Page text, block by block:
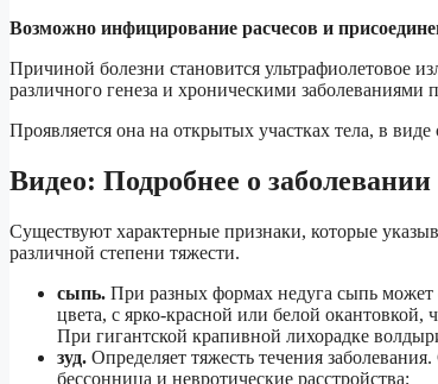
Возможно инфицирование расчесов и
Причиной болезни становится ультрафиолетовое
различного генеза и хроническими заболеваниями
Проявляется она на открытых участках тела, в
Видео: Подробнее о заболевании
Существуют характерные признаки, которые
различной степени тяжести.
сыпь. При разных формах недуга сыпь может
цвета, с ярко-красной или белой окантовкой,
При гигантской крапивной лихорадке
зуд. Определяет тяжесть течения
бессонница и невротические расстройства;